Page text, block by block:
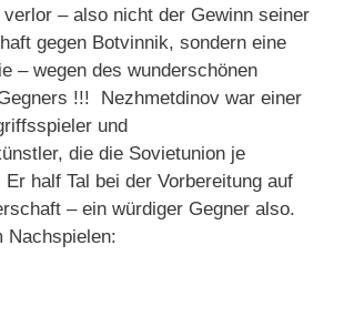
verlor – also nicht der Gewinn seiner
gegen Botvinnik, sondern eine
– wegen des wunderschönen
!!! Nezhmetdinov war einer
und
die die Sovietunion je
Er half Tal bei der Vorbereitung auf
– ein würdiger Gegner also.
Nachspielen: